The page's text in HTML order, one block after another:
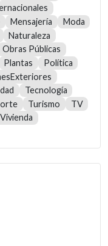
Mensajería
Moda
Naturaleza
Obras Públicas
Plantas
Política
Tecnología
Turismo
TV
Vivienda